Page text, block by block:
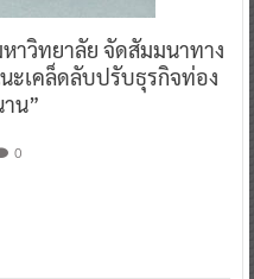
วิทยาลัย จัดสัมมนาทาง
ะเคล็ดลับปรับธุรกิจท่อง
น”
0